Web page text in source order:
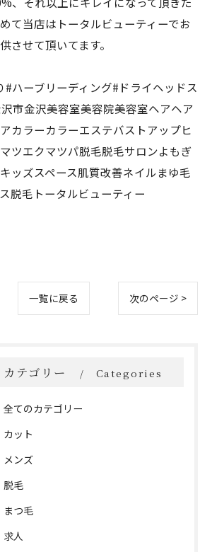
て当店はトータルビューティーでお
させて頂いてます。
#ハーブリーディング#ドライヘッドス
市金沢美容室美容院美容室ヘアヘア
カラーカラーエステバストアップヒ
ツエクマツパ脱毛脱毛サロンよもぎ
ッズスペース肌質改善ネイルまゆ毛
脱毛トータルビューティー
一覧に戻る 次のページ >
カテゴリー Categories
全てのカテゴリー
カット
メンズ
脱毛
まつ毛
求人